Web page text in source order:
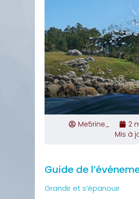
Me5rine_ 2
Mis à
Guide de
Grandir et s’épanouir